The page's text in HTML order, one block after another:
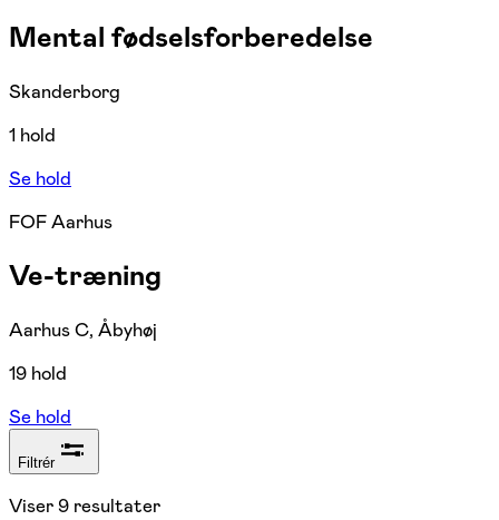
Mental fødselsforberedelse
Skanderborg
1 hold
Se hold
FOF Aarhus
Ve-træning
Aarhus C, Åbyhøj
19 hold
Se hold
Filtrér
Viser 9 resultater